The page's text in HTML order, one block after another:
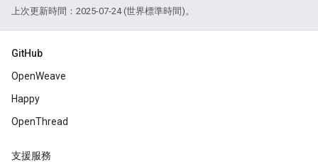
上次更新時間：2025-07-24 (世界標準時間)。
GitHub
OpenWeave
Happy
OpenThread
支援服務